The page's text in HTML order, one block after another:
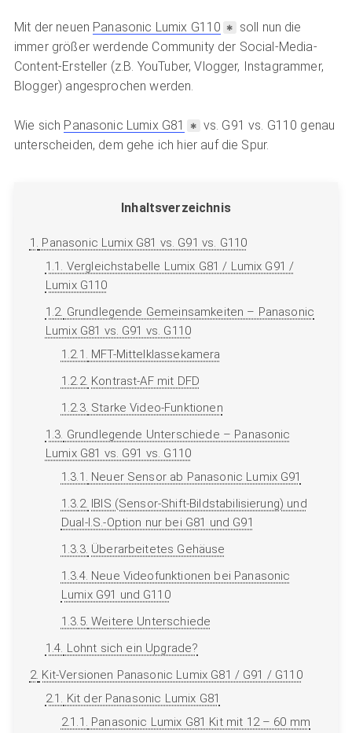
Mit der neuen Panasonic Lumix G110
soll nun die
immer größer werdende Community der Social-Media-
Content-Ersteller (z.B. YouTuber, Vlogger, Instagrammer,
Blogger) angesprochen werden.
Wie sich Panasonic Lumix G81
vs. G91 vs. G110 genau
unterscheiden, dem gehe ich hier auf die Spur.
Inhaltsverzeichnis
1. Panasonic Lumix G81 vs. G91 vs. G110
1.1. Vergleichstabelle Lumix G81 / Lumix G91 /
Lumix G110
1.2. Grundlegende Gemeinsamkeiten – Panasonic
Lumix G81 vs. G91 vs. G110
1.2.1. MFT-Mittelklassekamera
1.2.2. Kontrast-AF mit DFD
1.2.3. Starke Video-Funktionen
1.3. Grundlegende Unterschiede – Panasonic
Lumix G81 vs. G91 vs. G110
1.3.1. Neuer Sensor ab Panasonic Lumix G91
1.3.2. IBIS (Sensor-Shift-Bildstabilisierung) und
Dual-I.S.-Option nur bei G81 und G91
1.3.3. Überarbeitetes Gehäuse
1.3.4. Neue Videofunktionen bei Panasonic
Lumix G91 und G110
1.3.5. Weitere Unterschiede
1.4. Lohnt sich ein Upgrade?
2. Kit-Versionen Panasonic Lumix G81 / G91 / G110
2.1. Kit der Panasonic Lumix G81
2.1.1. Panasonic Lumix G81 Kit mit 12 – 60 mm